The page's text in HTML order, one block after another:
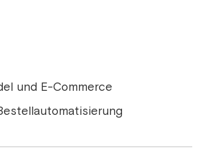
und E-Commerce